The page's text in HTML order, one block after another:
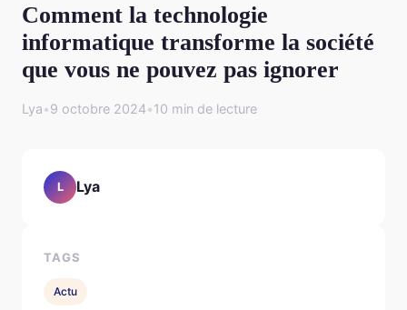
Comment la technologie
informatique transforme la société
que vous ne pouvez pas ignorer
Lya•9 octobre 2024•10 min de lecture
L Lya
TAGS
Actu